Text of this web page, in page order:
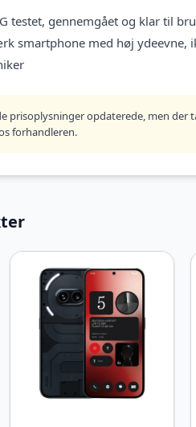
testet, gennemgået og klar til
smartphone med høj
prisoplysninger opdaterede, men
forhandleren.